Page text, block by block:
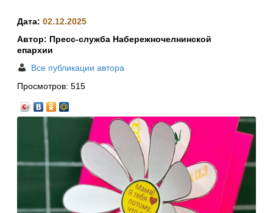
Дата: 02.12.2025
Автор: Пресс-служба Набережночелнинской
епархии
Все публикации автора
Просмотров: 515